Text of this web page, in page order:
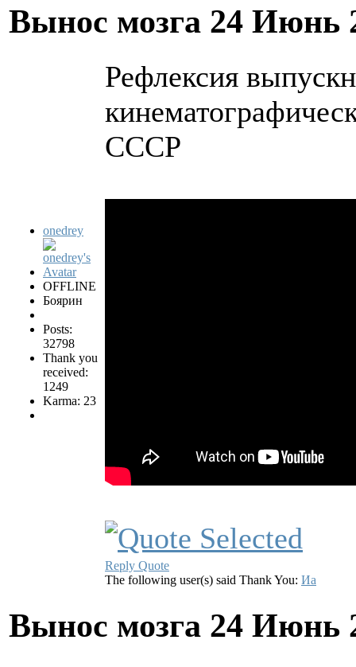
Вынос мозга 24 Июнь
onedrey
OFFLINE
Боярин
Posts:
32798
Thank you
received:
1249
Karma: 23
Рефлексия
СССР
Reply Quote
The following user(s) said Thank You: Иа
Вынос мозга 24 Июнь